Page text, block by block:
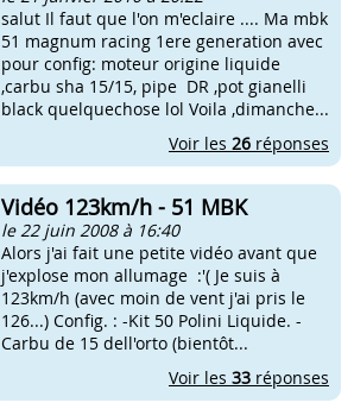
salut Il faut que l'on m'eclaire .... Ma mbk
51 magnum racing 1ere generation avec
pour config: moteur origine liquide
,carbu sha 15/15, pipe DR ,pot gianelli
black quelquechose lol Voila ,dimanche...
Voir les 26 réponses
Vidéo 123km/h - 51 MBK
le 22 juin 2008 à 16:40
Alors j'ai fait une petite vidéo avant que
j'explose mon allumage :'( Je suis à
123km/h (avec moin de vent j'ai pris le
126...) Config. : -Kit 50 Polini Liquide. -
Carbu de 15 dell'orto (bientôt...
Voir les 33 réponses